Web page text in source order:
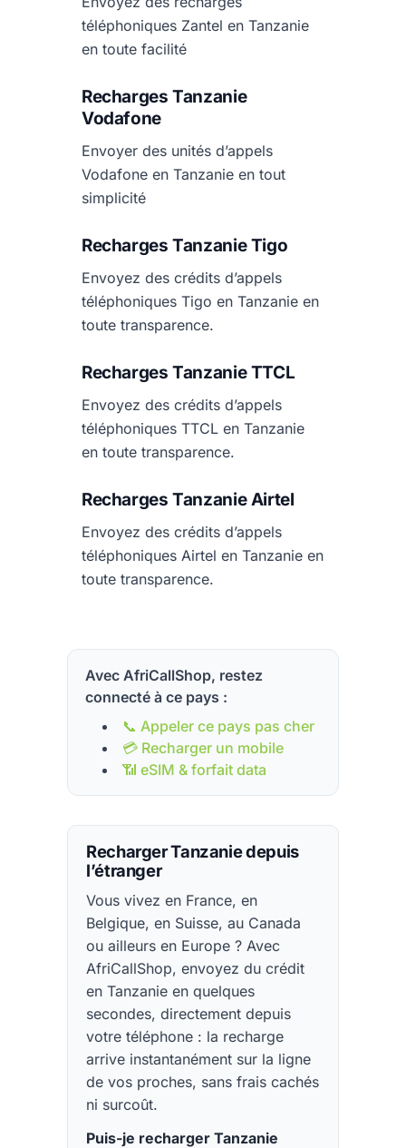
téléphoniques Zantel en Tanzanie
en toute facilité
Recharges Tanzanie
Vodafone
Envoyer des unités d’appels
Vodafone en Tanzanie en tout
simplicité
Recharges Tanzanie Tigo
Envoyez des crédits d’appels
téléphoniques Tigo en Tanzanie en
toute transparence.
Recharges Tanzanie TTCL
Envoyez des crédits d’appels
téléphoniques TTCL en Tanzanie
en toute transparence.
Recharges Tanzanie Airtel
Envoyez des crédits d’appels
téléphoniques Airtel en Tanzanie en
toute transparence.
Avec AfriCallShop, restez
connecté à ce pays :
📞 Appeler ce pays pas cher
💳 Recharger un mobile
📶 eSIM & forfait data
Recharger Tanzanie depuis
l’étranger
Vous vivez en France, en
Belgique, en Suisse, au Canada
ou ailleurs en Europe ? Avec
AfriCallShop, envoyez du crédit
en Tanzanie en quelques
secondes, directement depuis
votre téléphone : la recharge
arrive instantanément sur la ligne
de vos proches, sans frais cachés
ni surcoût.
Puis-je recharger Tanzanie